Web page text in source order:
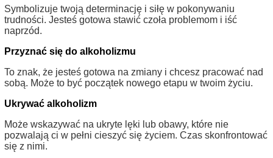
Symbolizuje twoją determinację i siłę w pokonywaniu
trudności. Jesteś gotowa stawić czoła problemom i iść
naprzód.
Przyznać się do alkoholizmu
To znak, że jesteś gotowa na zmiany i chcesz pracować nad
sobą. Może to być początek nowego etapu w twoim życiu.
Ukrywać alkoholizm
Może wskazywać na ukryte lęki lub obawy, które nie
pozwalają ci w pełni cieszyć się życiem. Czas skonfrontować
się z nimi.